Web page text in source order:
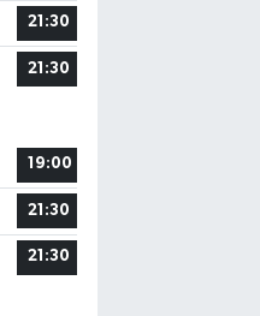
21:30
21:30
19:00
21:30
21:30